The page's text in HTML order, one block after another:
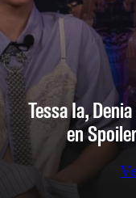
Tessa Ia,
en